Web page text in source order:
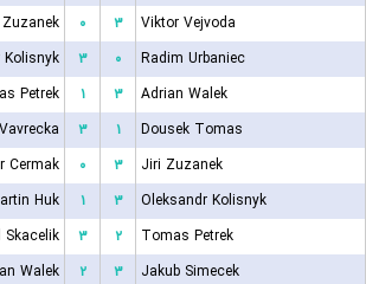
۰ ۳
Viktor Vejvoda
۳ ۰
Radim Urbaniec
Petrek
۱ ۳
Adrian Walek
۳ ۱
Dousek Tomas
Cermak
۰ ۳
Jiri Zuzanek
Huk
۱ ۳
Oleksandr Kolisnyk
Skacelik
۳ ۲
Tomas Petrek
Walek
۲ ۳
Jakub Simecek